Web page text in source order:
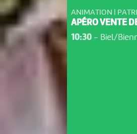
ANIMATION |
APÉRO VENTE
10:30- Biel/